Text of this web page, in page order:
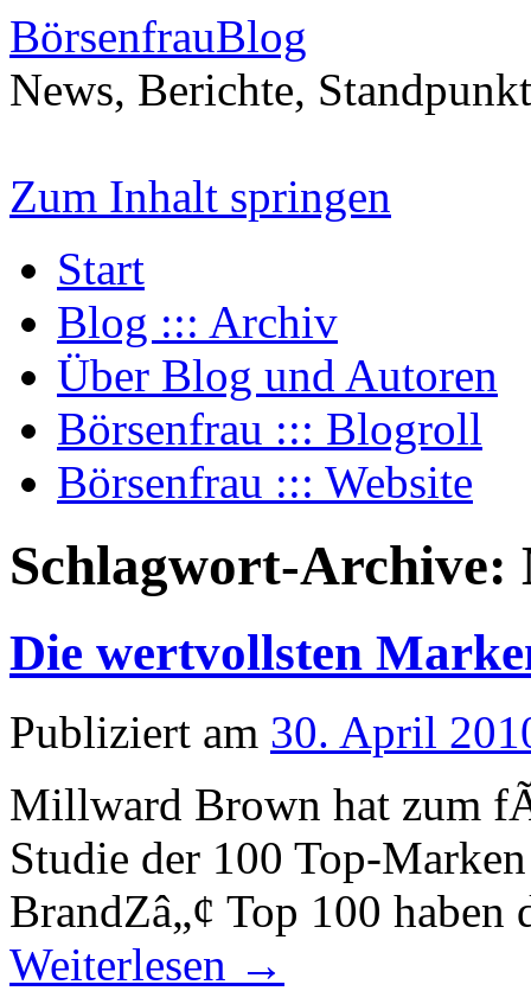
BörsenfrauBlog
News, Berichte,
Zum Inhalt springen
Start
Blog ::: Archiv
Über Blog und Autoren
Börsenfrau ::: Blogroll
Börsenfrau ::: Website
Schlagwort-Archive:
Die wertvollsten
Publiziert am 30. April
Millward Brown hat zum
Studie der 100 Top-
BrandZâ„¢ Top 100 haben
Weiterlesen →